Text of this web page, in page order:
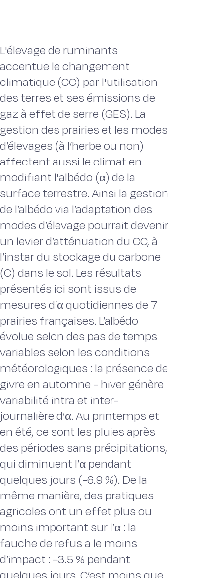
L'élevage de ruminants
accentue le changement
climatique (CC) par l'utilisation
des terres et ses émissions de
gaz à effet de serre (GES). La
gestion des prairies et les modes
d’élevages (à l’herbe ou non)
affectent aussi le climat en
modifiant l'albédo (α) de la
surface terrestre. Ainsi la gestion
de l’albédo via l’adaptation des
modes d’élevage pourrait devenir
un levier d’atténuation du CC, à
l’instar du stockage du carbone
(C) dans le sol. Les résultats
présentés ici sont issus de
mesures d’α quotidiennes de 7
prairies françaises. L’albédo
évolue selon des pas de temps
variables selon les conditions
météorologiques : la présence de
givre en automne - hiver génère
variabilité intra et inter-
journalière d’α. Au printemps et
en été, ce sont les pluies après
des périodes sans précipitations,
qui diminuent l’α pendant
quelques jours (-6.9 %). De la
même manière, des pratiques
agricoles ont un effet plus ou
moins important sur l’α : la
fauche de refus a le moins
d’impact : -3.5 % pendant